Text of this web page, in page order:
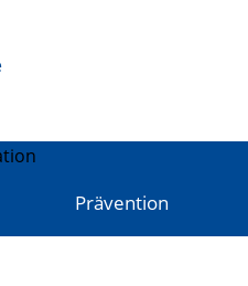
Prävention